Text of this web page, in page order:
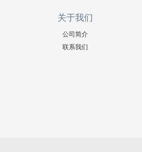
关于我们
公司简介
联系我们